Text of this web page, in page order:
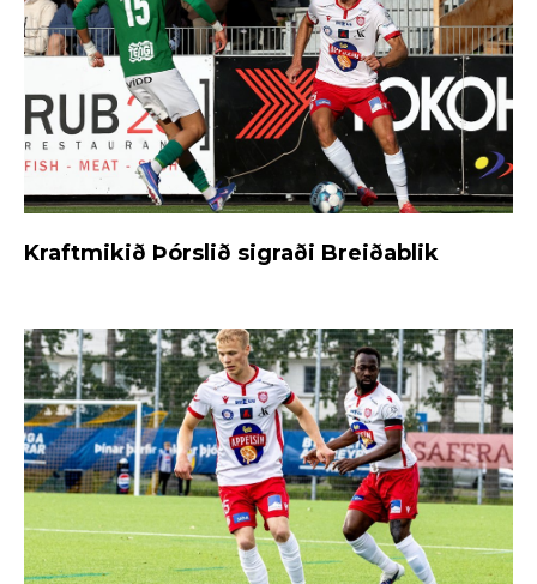
Kraftmikið Þórslið sigraði Breiðablik